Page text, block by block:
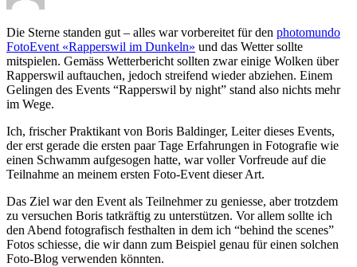
Die Sterne standen gut – alles war vorbereitet für den photomundo
FotoEvent «Rapperswil im Dunkeln» und das Wetter sollte
mitspielen. Gemäss Wetterbericht sollten zwar einige Wolken über
Rapperswil auftauchen, jedoch streifend wieder abziehen. Einem
Gelingen des Events “Rapperswil by night” stand also nichts mehr
im Wege.
Ich, frischer Praktikant von Boris Baldinger, Leiter dieses Events,
der erst gerade die ersten paar Tage Erfahrungen in Fotografie wie
einen Schwamm aufgesogen hatte, war voller Vorfreude auf die
Teilnahme an meinem ersten Foto-Event dieser Art.
Das Ziel war den Event als Teilnehmer zu geniesse, aber trotzdem
zu versuchen Boris tatkräftig zu unterstützen. Vor allem sollte ich
den Abend fotografisch festhalten in dem ich “behind the scenes”
Fotos schiesse, die wir dann zum Beispiel genau für einen solchen
Foto-Blog verwenden könnten.